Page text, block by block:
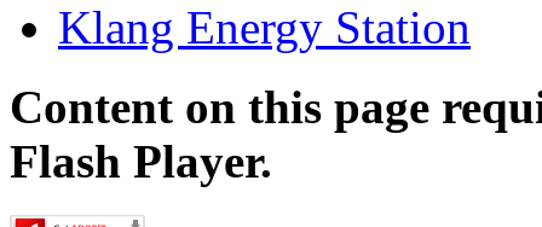
Klang Energy Station
Content on this page
Flash Player.